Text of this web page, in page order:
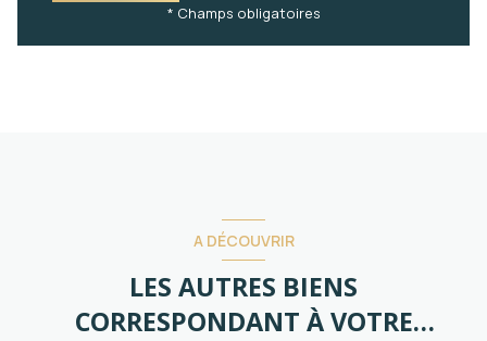
* Champs obligatoires
A DÉCOUVRIR
LES AUTRES BIENS
CORRESPONDANT À VOTRE